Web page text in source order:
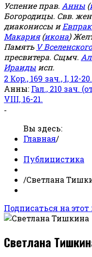
Успение прав. Анны (
Богородицы. Свв. жен
диакониссы и
Макария(икона)
Память V
пресвитера. Сщмч.
Ираиды исп.
2 Кор., 169 зач., I, 12-20.
Анны: Гал., 210 зач.
VIII, 16-21.
-
Вы здесь:
Главная/
Публицистика
/Светлана
Подписаться на этот
Светлана